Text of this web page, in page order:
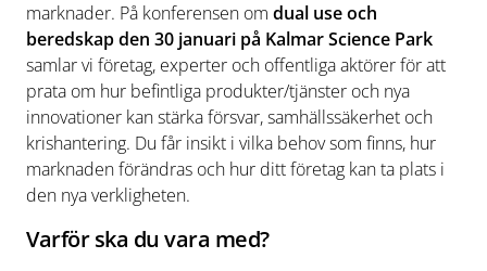
marknader. På konferensen om dual use och
beredskapden 30 januari på Kalmar Science Park
samlar vi företag, experter och offentliga aktörer för att
prata om hur befintliga produkter/tjänster och nya
innovationer kan stärka försvar, samhällssäkerhet och
krishantering. Du får insikt i vilka behov som finns, hur
marknaden förändras och hur ditt företag kan ta plats i
den nya verkligheten.
Varför ska du vara med?